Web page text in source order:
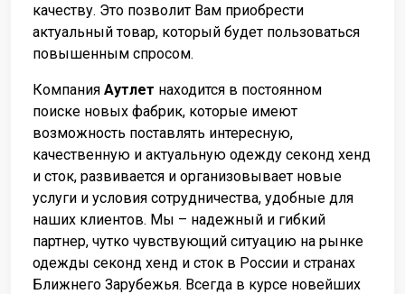
качеству. Это позволит Вам приобрести
актуальный товар, который будет пользоваться
повышенным спросом.
Компания Аутлет находится в постоянном
поиске новых фабрик, которые имеют
возможность поставлять интересную,
качественную и актуальную одежду секонд хенд
и сток, развивается и организовывает новые
услуги и условия сотрудничества, удобные для
наших клиентов. Мы – надежный и гибкий
партнер, чутко чувствующий ситуацию на рынке
одежды секонд хенд и сток в России и странах
Ближнего Зарубежья. Всегда в курсе новейших